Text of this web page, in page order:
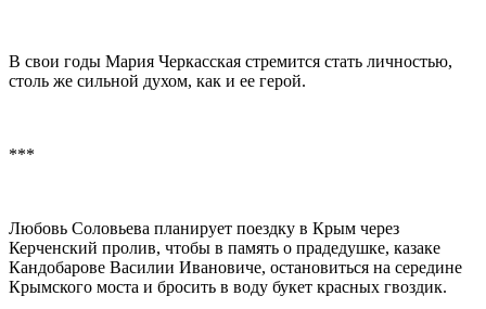
В свои годы Мария Черкасская стремится стать личностью,
столь же сильной духом, как и ее герой.
***
Любовь Соловьева планирует поездку в Крым через
Керченский пролив, чтобы в память о прадедушке, казаке
Кандобарове Василии Ивановиче, остановиться на середине
Крымского моста и бросить в воду букет красных гвоздик.